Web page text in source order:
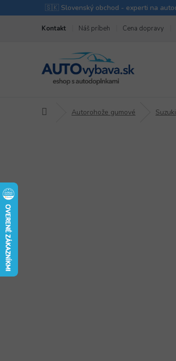
Kontakt Náš príbeh Cena dopravy
DomovAutorohože gumové Suzuki